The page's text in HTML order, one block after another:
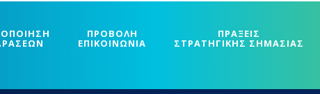
ΠΡΟΒΟΛΗ
ΕΠΙΚΟΙΝΩΝΙΑ
ΠΡΑΞΕΙΣ
ΣΤΡΑΤΗΓΙΚΗΣ ΣΗΜΑΣΙΑΣ